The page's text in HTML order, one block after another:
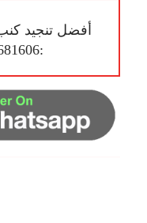
أفضل تنجيد
:0545681606